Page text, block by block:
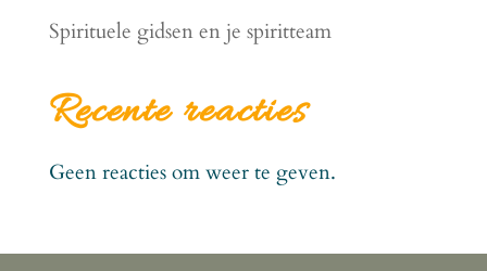
Spirituele gidsen en je spiritteam
Recente reacties
Geen reacties om weer te geven.